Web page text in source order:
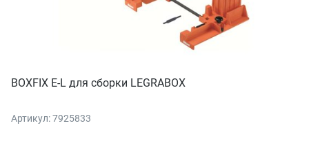
BOXFIX E-L для сборки LEGRABOX
Артикул: 7925833